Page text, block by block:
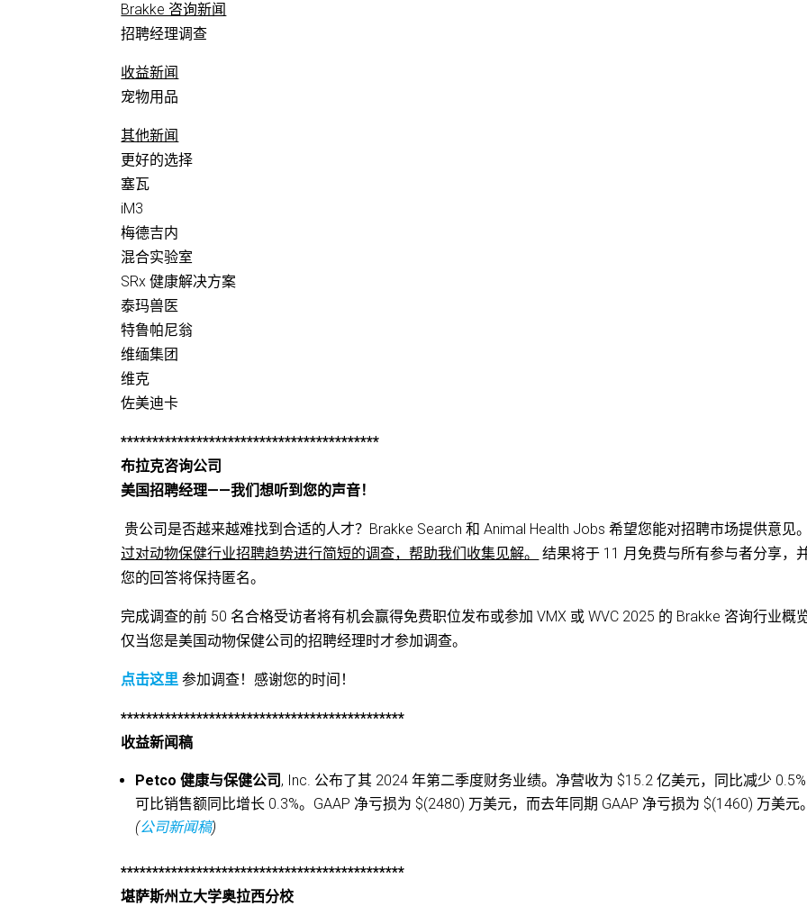
Brakke 咨询新闻
招聘经理调查
收益新闻
宠物用品
其他新闻
更好的选择
塞瓦
iM3
梅德吉内
混合实验室
SRx 健康解决方案
泰玛兽医
特鲁帕尼翁
维缅集团
维克
佐美迪卡
*****************************************
布拉克咨询公司
美国招聘经理——我们想听到您的声音！
贵公司是否越来越难找到合适的人才？Brakke Search 和 Animal Health Jobs 希望您能对招聘市场提供意见
过对动物保健行业招聘趋势进行简短的调查，帮助我们收集见解。
结果将于 11 月免费与所有参与者分享，
您的回答将保持匿名。
完成调查的前 50 名合格受访者将有机会赢得免费职位发布或参加 VMX 或 WVC 2025 的 Brakke 咨询行业概览
仅当您是美国动物保健公司的招聘经理时才参加调查。
点击这里 参加调查！感谢您的时间！
*********************************************
收益新闻稿
Petco 健康与保健公司 , Inc. 公布了其 2024 年第二季度财务业绩。净营收为 $15.2 亿美元，同比减少 0.5%
可比销售额同比增长 0.3%。GAAP 净亏损为 $(2480) 万美元，而去年同期 GAAP 净亏损为 $(1460) 万美元。
(公司新闻稿)
*********************************************
堪萨斯州立大学奥拉西分校